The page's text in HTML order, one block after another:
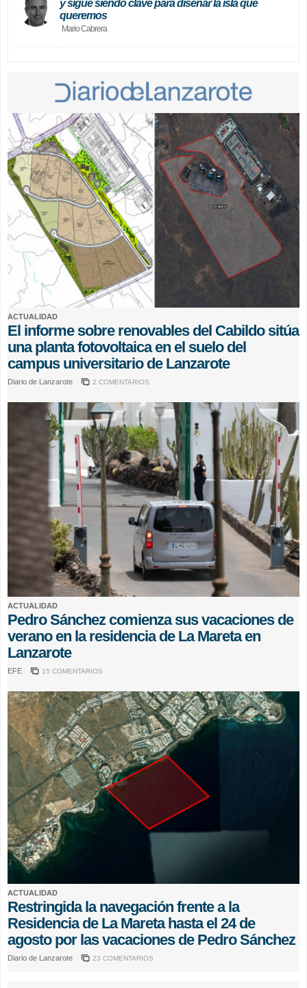
y sigue siendo clave para diseñar la isla que
queremos
Mario Cabrera
ACTUALIDAD
El informe sobre renovables del Cabildo sitúa
una planta fotovoltaica en el suelo del
campus universitario de Lanzarote
Diario de Lanzarote 2 COMENTARIOS
ACTUALIDAD
Pedro Sánchez comienza sus vacaciones de
verano en la residencia de La Mareta en
Lanzarote
EFE 15 COMENTARIOS
ACTUALIDAD
Restringida la navegación frente a la
Residencia de La Mareta hasta el 24 de
agosto por las vacaciones de Pedro Sánchez
Diario de Lanzarote 23 COMENTARIOS